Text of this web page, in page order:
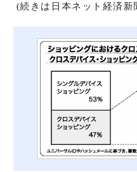
(続きは日本ネット経済新